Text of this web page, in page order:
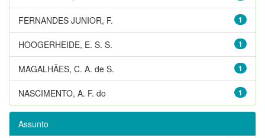
1
FERNANDES JUNIOR, F.
1
HOOGERHEIDE, E. S. S.
1
MAGALHÃES, C. A. de S.
1
NASCIMENTO, A. F. do
Assunto